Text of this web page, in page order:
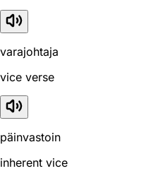
varajohtaja
vice verse
päinvastoin
inherent vice